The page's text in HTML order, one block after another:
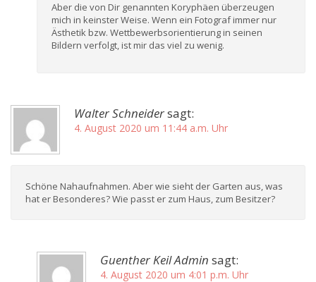
Aber die von Dir genannten Koryphäen überzeugen
mich in keinster Weise. Wenn ein Fotograf immer nur
Ästhetik bzw. Wettbewerbsorientierung in seinen
Bildern verfolgt, ist mir das viel zu wenig.
Walter Schneidersagt:
4. August 2020 um 11:44 a.m. Uhr
Schöne Nahaufnahmen. Aber wie sieht der Garten aus, was
hat er Besonderes? Wie passt er zum Haus, zum Besitzer?
Guenther Keil Admin sagt:
4. August 2020 um 4:01 p.m. Uhr